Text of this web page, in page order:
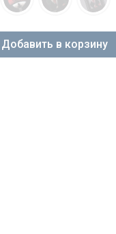
Добавить в корзину